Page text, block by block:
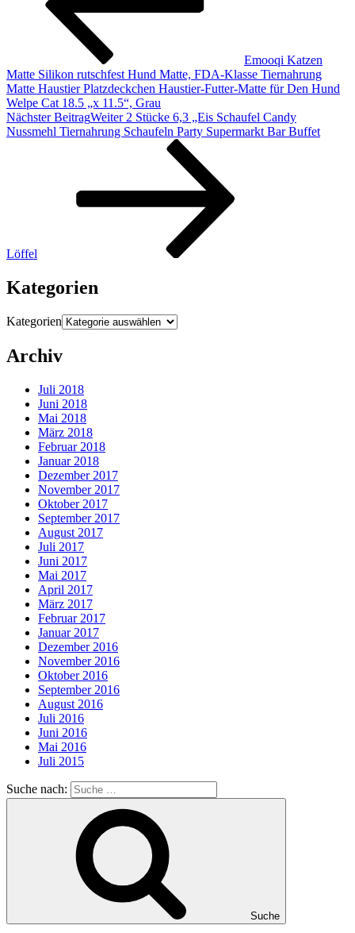
Emooqi Katzen
Matte Silikon rutschfest Hund Matte, FDA-Klasse Tiernahrung
Matte Haustier Platzdeckchen Haustier-Futter-Matte für Den Hund
Welpe Cat 18.5 „x 11.5“, Grau
Nächster BeitragWeiter 2 Stücke 6,3 „Eis Schaufel Candy
Nussmehl Tiernahrung Schaufeln Party Supermarkt Bar Buffet
Löffel
Kategorien
Kategorien
Archiv
Juli 2018
Juni 2018
Mai 2018
März 2018
Februar 2018
Januar 2018
Dezember 2017
November 2017
Oktober 2017
September 2017
August 2017
Juli 2017
Juni 2017
Mai 2017
April 2017
März 2017
Februar 2017
Januar 2017
Dezember 2016
November 2016
Oktober 2016
September 2016
August 2016
Juli 2016
Juni 2016
Mai 2016
Juli 2015
Suche nach:
Suche